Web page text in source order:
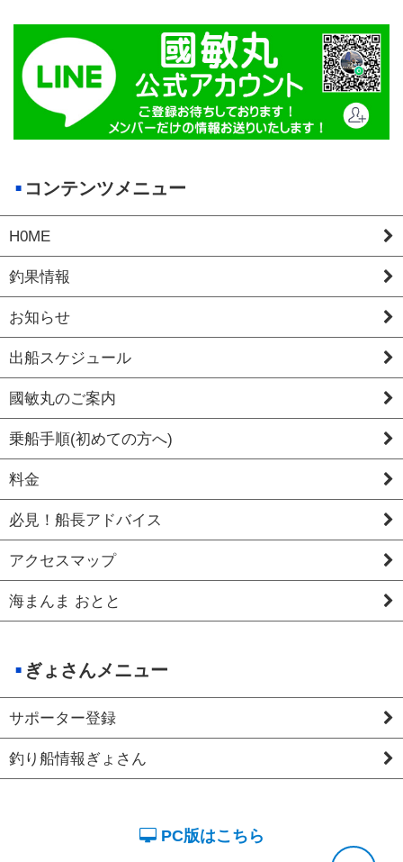
コンテンツメニュー
H0ME
釣果情報
お知らせ
出船スケジュール
國敏丸のご案内
乗船手順(初めての方へ)
料金
必見！船長アドバイス
アクセスマップ
海まんま おとと
ぎょさんメニュー
サポーター登録
釣り船情報ぎょさん
PC版はこちら